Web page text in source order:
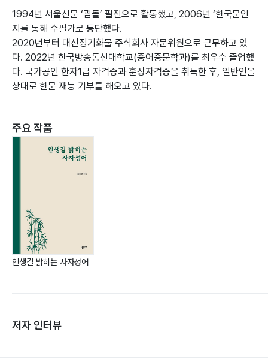
1994년 서울신문 ‘굄돌’ 필진으로 활동했고, 2006년 ‘한국문인
지를 통해 수필가로 등단했다.
2020년부터 대신정기화물 주식회사 자문위원으로 근무하고 있
다. 2022년 한국방송통신대학교(중어중문학과)를 최우수 졸업했
다. 국가공인 한자1급 자격증과 훈장자격증을 취득한 후, 일반인을
상대로 한문 재능 기부를 해오고 있다.
주요 작품
인생길 밝히는 사자성어
저자 인터뷰